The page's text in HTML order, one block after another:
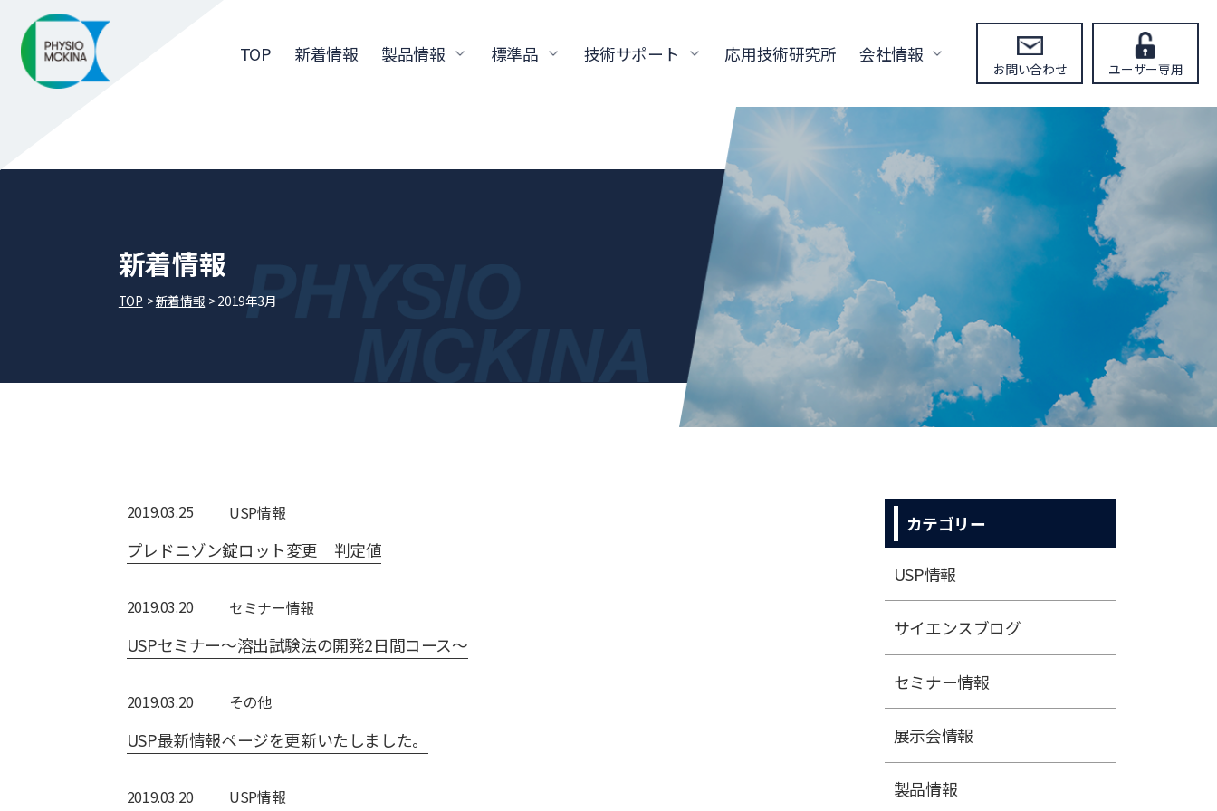
TOP 新着情報 製品情報 標準品 技術サポート 応用技術研究所 会社情報
お問い合わせ ユーザー専用
新着情報
TOP 新着情報 2019年3月
2019.03.25 USP情報
プレドニゾン錠ロット変更 判定値
2019.03.20 セミナー情報
USPセミナー～溶出試験法の開発2日間コース～
2019.03.20 その他
USP最新情報ページを更新いたしました。
2019.03.20 USP情報
カテゴリー
USP情報
サイエンスブログ
セミナー情報
展⽰会情報
製品情報